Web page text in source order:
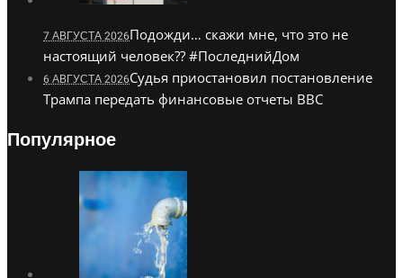
7 АВГУСТА 2026Подожди… скажи мне, что это не
настоящий человек?? #ПоследнийДом
6 АВГУСТА 2026Судья приостановил постановление
Трампа передать финансовые отчеты BBC
Популярное